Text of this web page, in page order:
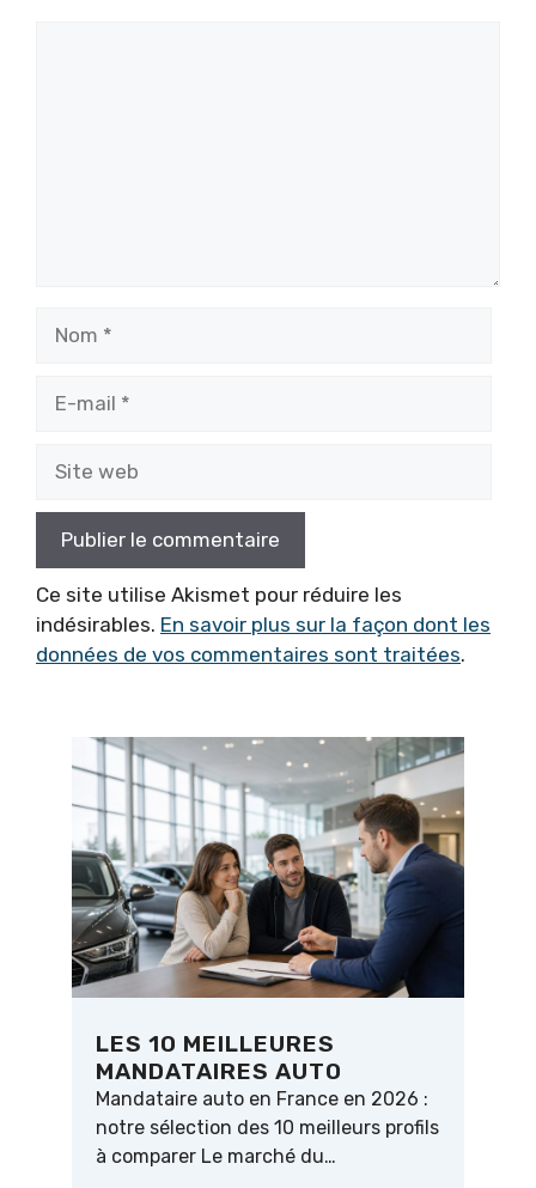
Ce site utilise Akismet pour réduire les
indésirables. En savoir plus sur la façon dont les
données de vos commentaires sont traitées.
LES 10 MEILLEURES
MANDATAIRES AUTO
Mandataire auto en France en 2026 :
notre sélection des 10 meilleurs profils
à comparer Le marché du…